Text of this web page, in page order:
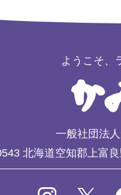
ようこそ、
一般社団法
北海道空知郡上富